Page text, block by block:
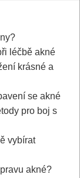
léčbě akné
krásné a
se akné
pro boj s
vybírat
​akné?